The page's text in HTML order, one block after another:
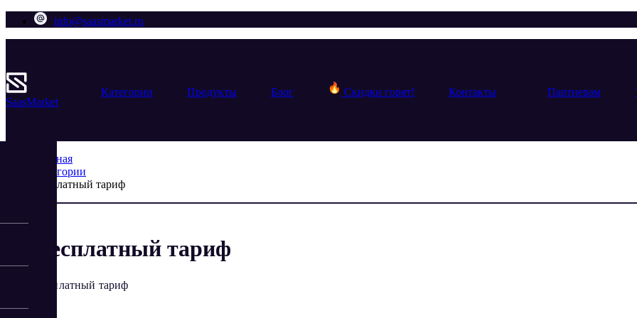
info@saasmarket.ru
SaasMarket
Категории Продукты Блог Скидки горят! Контакты Партнерам
Главная
Категории
Бесплатный тариф
Бесплатный тариф
Бесплатный тариф